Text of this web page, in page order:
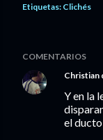
Etiquetas: Clichés
COMENTARIOS
Christian
Y en la
el ducto